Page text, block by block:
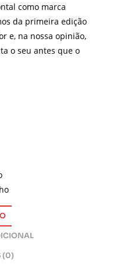
como marca
da primeira edição
e, na nossa opinião,
o seu antes que o
(0)